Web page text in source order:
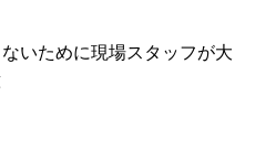
いために現場スタッフが大